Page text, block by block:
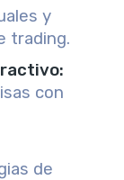
y
trading.
con
de